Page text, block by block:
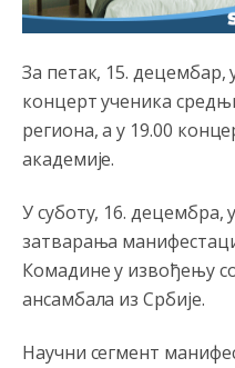
За петак, 15. децембар,
концерт ученика
региона, а у 19.00
академије.
У суботу, 16. децембра,
затварања
Комадине у извођењу
ансамбала из Србије.
Научни сегмент
Анонимно2795834 8/4/